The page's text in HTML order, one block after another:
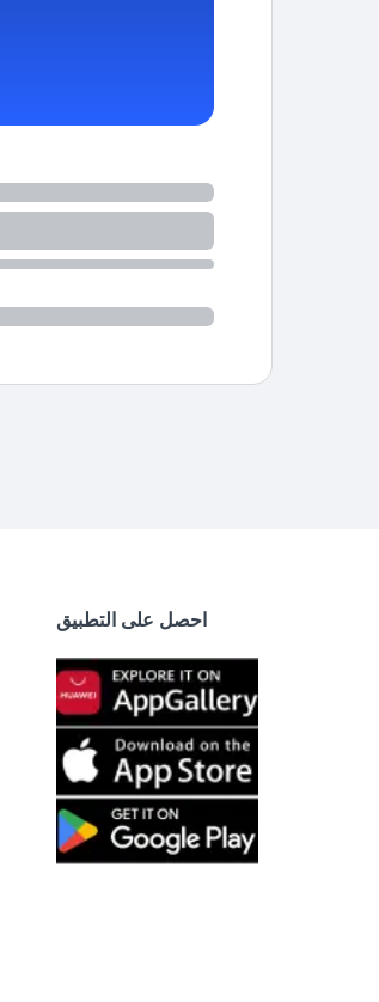
احصل على التطبيق